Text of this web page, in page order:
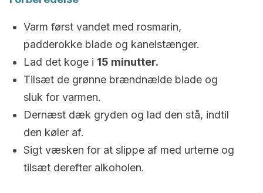
Varm først vandet med rosmarin,
padderokke blade og kanelstænger.
Lad det koge i 15 minutter.
Tilsæt de grønne brændnælde blade og
sluk for varmen.
Dernæst dæk gryden og lad den stå, indtil
den køler af.
Sigt væsken for at slippe af med urterne og
tilsæt derefter alkoholen.